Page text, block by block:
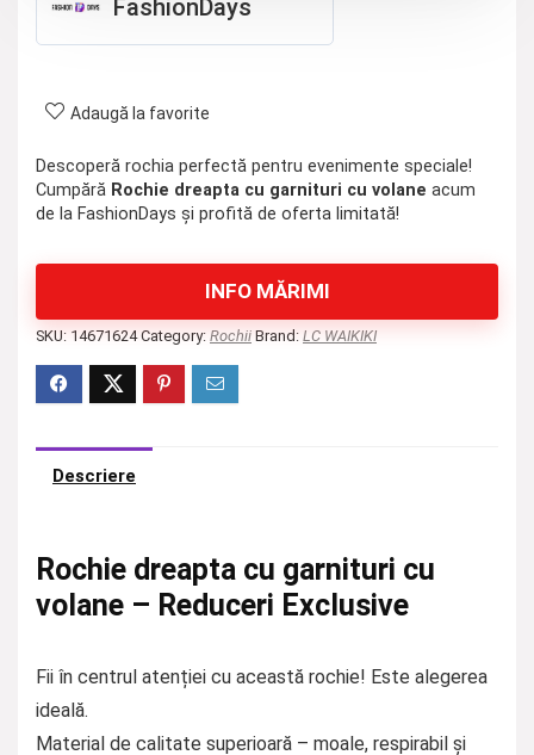
FashionDays
Adaugă la favorite
Descoperă rochia perfectă pentru evenimente speciale!
Cumpără Rochie dreapta cu garnituri cu volane acum
de la FashionDays și profită de oferta limitată!
INFO MĂRIMI
SKU: 14671624 Category: Rochii Brand: LC WAIKIKI
Descriere
Rochie dreapta cu garnituri cu
volane – Reduceri Exclusive
Fii în centrul atenției cu această rochie! Este alegerea
ideală.
Material de calitate superioară – moale, respirabil și